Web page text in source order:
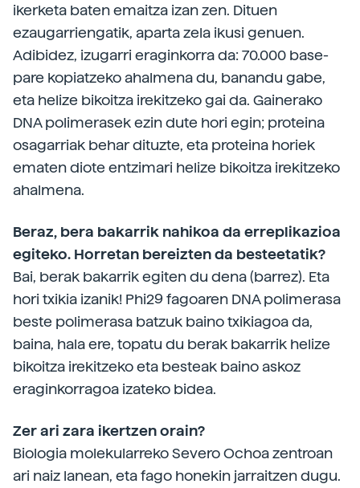
ikerketa baten emaitza izan zen. Dituen
ezaugarriengatik, aparta zela ikusi genuen.
Adibidez, izugarri eraginkorra da: 70.000 base-
pare kopiatzeko ahalmena du, banandu gabe,
eta helize bikoitza irekitzeko gai da. Gainerako
DNA polimerasek ezin dute hori egin; proteina
osagarriak behar dituzte, eta proteina horiek
ematen diote entzimari helize bikoitza irekitzeko
ahalmena.
Beraz, bera bakarrik nahikoa da erreplikazioa
egiteko. Horretan bereizten da besteetatik?
Bai, berak bakarrik egiten du dena (barrez). Eta
hori txikia izanik! Phi29 fagoaren DNA polimerasa
beste polimerasa batzuk baino txikiagoa da,
baina, hala ere, topatu du berak bakarrik helize
bikoitza irekitzeko eta besteak baino askoz
eraginkorragoa izateko bidea.
Zer ari zara ikertzen orain?
Biologia molekularreko Severo Ochoa zentroan
ari naiz lanean, eta fago honekin jarraitzen dugu.